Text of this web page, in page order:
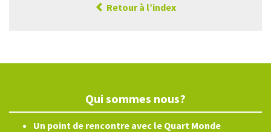
Retour à l’index
Qui sommes nous?
Un point de rencontre avec le Quart Monde